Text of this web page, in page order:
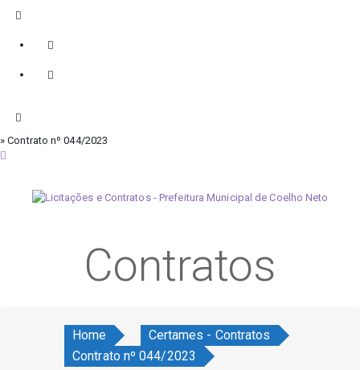
» Contrato nº 044/2023
Contratos
Home
Certames - Contratos
Contrato nº 044/2023